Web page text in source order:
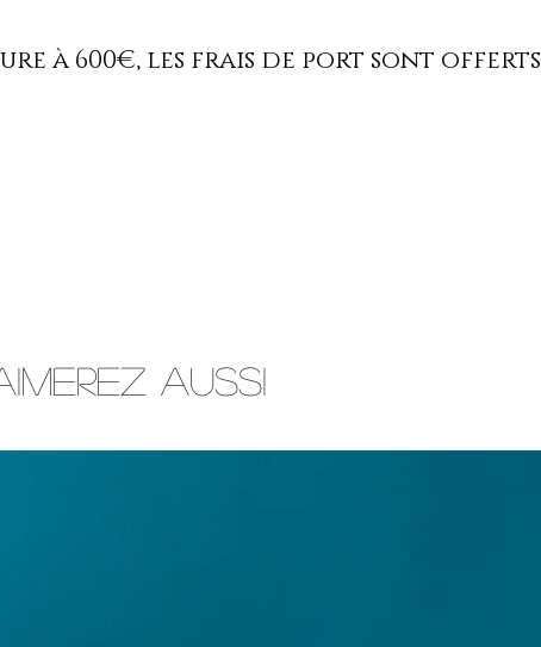
à 600€, les frais de port sont offerts
aussi